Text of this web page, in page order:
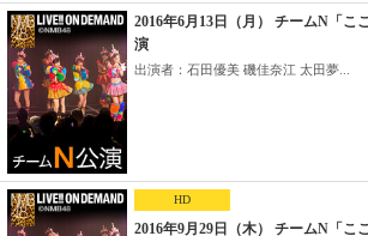
2016年6月13日（月） チームN「こ
演
出演者：石田優美 磯佳奈江 太田夢...
HD
2016年9月29日（木） チームN「こ